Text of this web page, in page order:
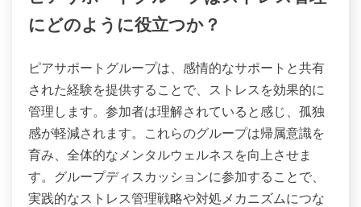
ることで、このサポートシステムをさらに強化し、
内なる平和と全体的な幸福感を促進することができ
ます。
コーチやメンターはメンタルヘルスに
どのような役割を果たすか？
コーチやメンターは、アスリートに対してサポート
と指導を提供することで、メンタルヘルスを向上さ